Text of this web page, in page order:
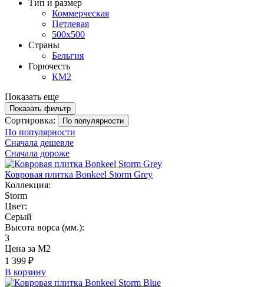
Тип и размер
Коммерческая
Петлевая
500х500
Страны
Бельгия
Горючесть
КМ2
Показать еще
Показать фильтр
Сортировка: По популярности
По популярности
Сначала дешевле
Сначала дороже
Ковровая плитка Bonkeel Storm Grey
Коллекция:
Storm
Цвет:
Серый
Высота ворса (мм.):
3
Цена за М2
1 399 ₽
В корзину